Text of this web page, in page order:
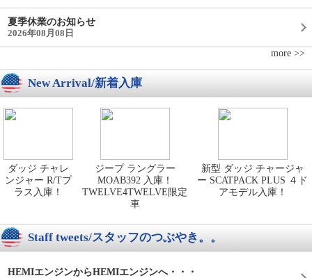
夏季休業のお知らせ
2026年08月08日
more >>
New Arrival/新着入庫
ダッジ チャレ
ンジャー R/Tプ
ラス入庫！
ジープ ラングラー
MOAB392 入庫！
TWELVE4TWELVE限定
車
新型 ダッジ チャージャ
ー SCATPACK PLUS ４ド
アモデル入庫！
Staff tweets/スタッフのつぶやき。。
HEMIエンジンからHEMIエンジンへ・・・